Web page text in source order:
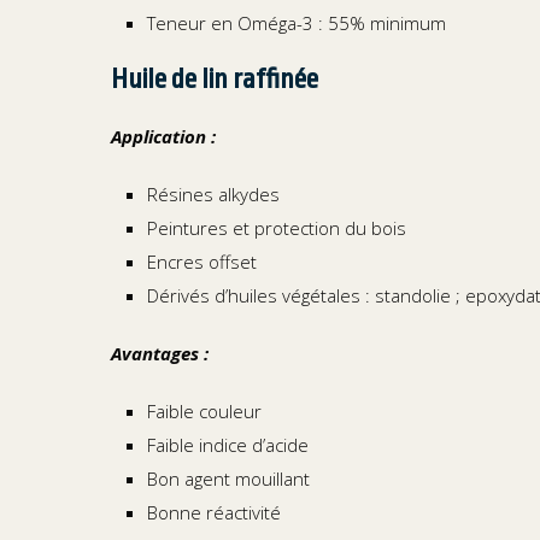
Teneur en Oméga-3 : 55% minimum
Huile de lin raffinée
Application :
Résines alkydes
Peintures et protection du bois
Encres offset
Dérivés d’huiles végétales : standolie ;
Avantages :
Faible couleur
Faible indice d’acide
Bon agent mouillant
Bonne réactivité